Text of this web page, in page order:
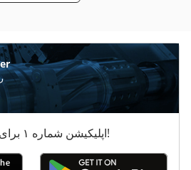
هماهنگ کردن
اپلیکیشن شماره ۱ برای ماشین‌آلات دست دوم!